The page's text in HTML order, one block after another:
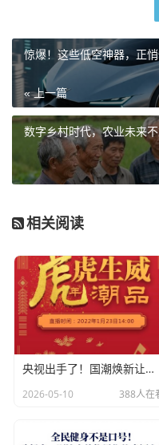
惊爆！这些低空神器，正
« 上一篇
数字乡村时代，农业未来
相关阅读
央视出手了！国潮焕新让非遗炸场，这才是文化强国该有的排面
2026-05-10 388人在